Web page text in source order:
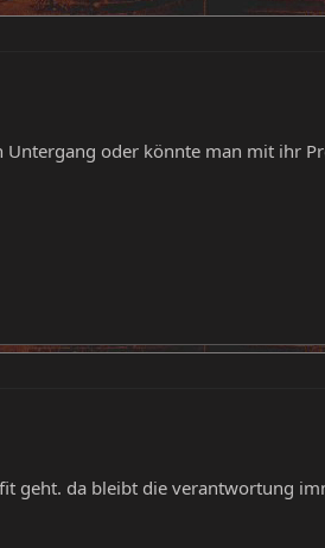
oder könnte man mit ihr
geht. da bleibt die verantwortung